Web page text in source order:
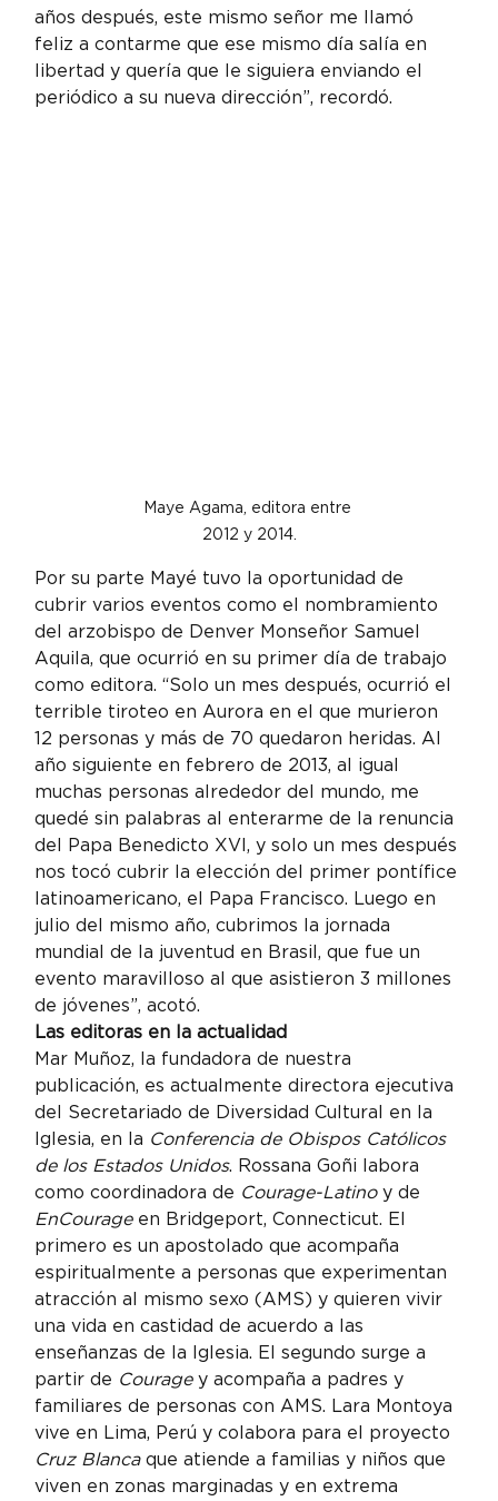
años después, este mismo señor me llamó
feliz a contarme que ese mismo día salía en
libertad y quería que le siguiera enviando el
periódico a su nueva dirección”, recordó.
Maye Agama, editora entre
2012 y 2014.
Por su parte Mayé tuvo la oportunidad de
cubrir varios eventos como el nombramiento
del arzobispo de Denver Monseñor Samuel
Aquila, que ocurrió en su primer día de trabajo
como editora. “Solo un mes después, ocurrió el
terrible tiroteo en Aurora en el que murieron
12 personas y más de 70 quedaron heridas. Al
año siguiente en febrero de 2013, al igual
muchas personas alrededor del mundo, me
quedé sin palabras al enterarme de la renuncia
del Papa Benedicto XVI, y solo un mes después
nos tocó cubrir la elección del primer pontífice
latinoamericano, el Papa Francisco. Luego en
julio del mismo año, cubrimos la jornada
mundial de la juventud en Brasil, que fue un
evento maravilloso al que asistieron 3 millones
de jóvenes”, acotó.
Las editoras en la actualidad
Mar Muñoz, la fundadora de nuestra
publicación, es actualmente directora ejecutiva
del Secretariado de Diversidad Cultural en la
Iglesia, en la Conferencia de Obispos Católicos
de los Estados Unidos. Rossana Goñi labora
como coordinadora de Courage-Latino y de
EnCourage en Bridgeport, Connecticut. El
primero es un apostolado que acompaña
espiritualmente a personas que experimentan
atracción al mismo sexo (AMS) y quieren vivir
una vida en castidad de acuerdo a las
enseñanzas de la Iglesia. El segundo surge a
partir de Courage y acompaña a padres y
familiares de personas con AMS. Lara Montoya
vive en Lima, Perú y colabora para el proyecto
Cruz Blanca que atiende a familias y niños que
viven en zonas marginadas y en extrema